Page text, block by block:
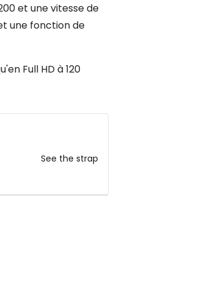
et une vitesse de
une fonction de
Full HD à 120
See the strap